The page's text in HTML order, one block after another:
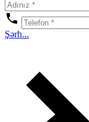
Şərh...